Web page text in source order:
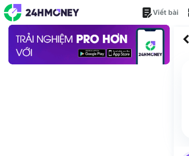
Viết bài